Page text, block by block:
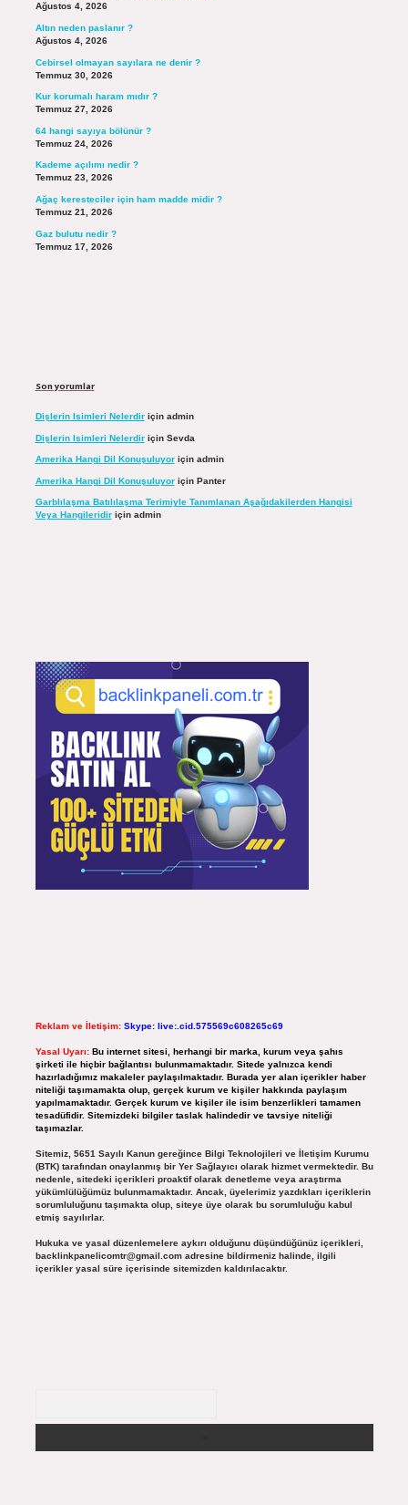
Ağustos 4, 2026
Altın neden paslanır ?
Ağustos 4, 2026
Cebirsel olmayan sayılara ne denir ?
Temmuz 30, 2026
Kur korumalı haram mıdır ?
Temmuz 27, 2026
64 hangi sayıya bölünür ?
Temmuz 24, 2026
Kademe açılımı nedir ?
Temmuz 23, 2026
Ağaç keresteciler için ham madde midir ?
Temmuz 21, 2026
Gaz bulutu nedir ?
Temmuz 17, 2026
Son yorumlar
Dişlerin Isimleri Nelerdiriçin admin
Dişlerin Isimleri Nelerdiriçin Sevda
Amerika Hangi Dil Konuşuluyoriçin admin
Amerika Hangi Dil Konuşuluyoriçin Panter
Garblılaşma Batılılaşma Terimiyle Tanımlanan Aşağıdakilerden Hangisi
Veya Hangileridiriçin admin
Reklam ve İletişim: Skype: live:.cid.575569c608265c69
Yasal Uyarı: Bu internet sitesi, herhangi bir marka, kurum veya şahıs
şirketi ile hiçbir bağlantısı bulunmamaktadır. Sitede yalnızca kendi
hazırladığımız makaleler paylaşılmaktadır. Burada yer alan içerikler haber
niteliği taşımamakta olup, gerçek kurum ve kişiler hakkında paylaşım
yapılmamaktadır. Gerçek kurum ve kişiler ile isim benzerlikleri tamamen
tesadüfidir. Sitemizdeki bilgiler taslak halindedir ve tavsiye niteliği
taşımazlar.
Sitemiz, 5651 Sayılı Kanun gereğince Bilgi Teknolojileri ve İletişim Kurumu
(BTK) tarafından onaylanmış bir Yer Sağlayıcı olarak hizmet vermektedir. Bu
nedenle, sitedeki içerikleri proaktif olarak denetleme veya araştırma
yükümlülüğümüz bulunmamaktadır. Ancak, üyelerimiz yazdıkları içeriklerin
sorumluluğunu taşımakta olup, siteye üye olarak bu sorumluluğu kabul
etmiş sayılırlar.
Hukuka ve yasal düzenlemelere aykırı olduğunu düşündüğünüz içerikleri,
backlinkpanelicomtr@gmail.comadresine bildirmeniz halinde, ilgili
içerikler yasal süre içerisinde sitemizden kaldırılacaktır.